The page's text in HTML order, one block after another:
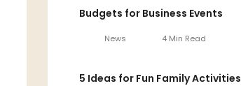
Budgets for Business Events
News 4 Min Read
5 Ideas for Fun Family Activities